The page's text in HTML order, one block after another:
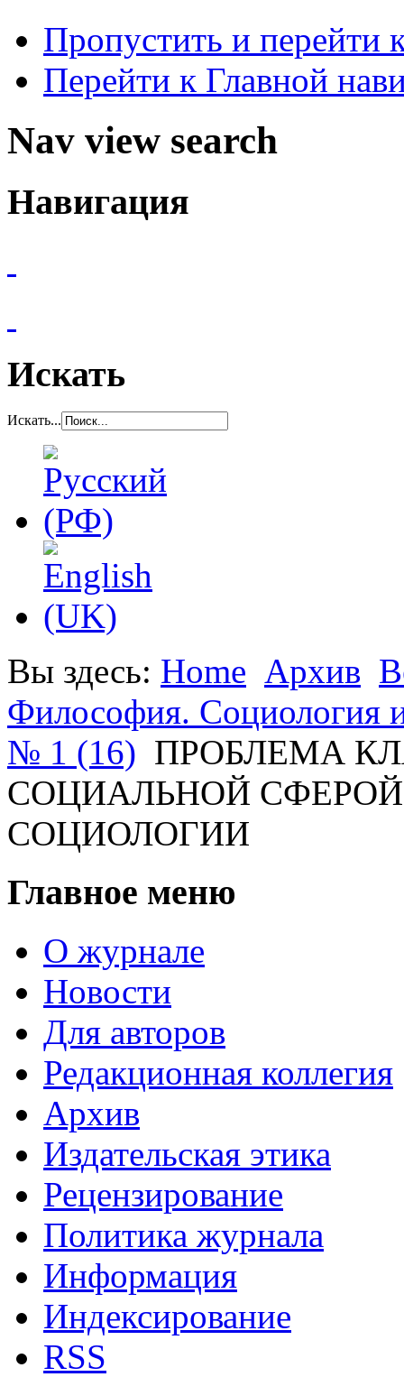
Пропустить и перейти
Перейти к Главной
Nav view search
Навигация
Искать
Искать...
Вы здесь: Home Архив
Философия. Социология
№ 1 (16) ПРОБЛЕМА
СОЦИАЛЬНОЙ
СОЦИОЛОГИИ
Главное меню
О журнале
Новости
Для авторов
Редакционная коллегия
Архив
Издательская этика
Рецензирование
Политика журнала
Информация
Индексирование
RSS